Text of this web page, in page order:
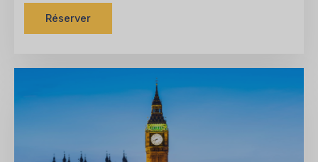
Réserver